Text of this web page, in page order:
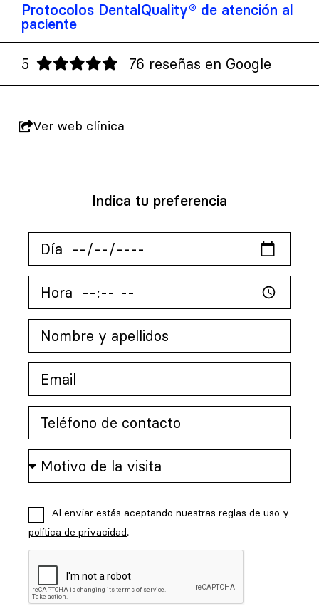
Protocolos DentalQuality® de atención al
paciente
5 76 reseñas en Google
Ver web clínica
Indica tu preferencia
Al enviar estás aceptando nuestras reglas de uso y
política de privacidad.